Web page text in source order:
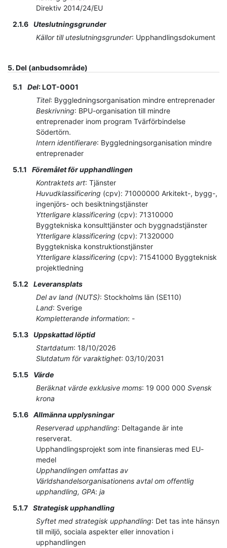
Direktiv 2014/24/EU
2.1.6 Uteslutningsgrunder
Källor till uteslutningsgrunder: Upphandlingsdokument
5. Del (anbudsområde)
5.1 Del:LOT-0001
Titel: Byggledningsorganisation mindre entreprenader
Beskrivning: BPU-organisation till mindre
entreprenader inom program Tvärförbindelse
Södertörn.
Intern identifierare: Byggledningsorganisation mindre
entreprenader
5.1.1
Föremålet för upphandlingen
Kontraktets art: Tjänster
Huvudklassificering (cpv): 71000000 Arkitekt-, bygg-,
ingenjörs- och besiktningstjänster
Ytterligare klassificering (cpv): 71310000
Byggtekniska konsulttjänster och byggnadstjänster
Ytterligare klassificering (cpv): 71320000
Byggtekniska konstruktionstjänster
Ytterligare klassificering (cpv): 71541000 Byggteknisk
projektledning
5.1.2
Leveransplats
Del av land (NUTS): Stockholms län (SE110)
Land: Sverige
Kompletterande information: -
5.1.3 Uppskattad löptid
Startdatum: 18/10/2026
Slutdatum för varaktighet: 03/10/2031
5.1.5
Värde
Beräknat värde exklusive moms: 19 000 000 Svensk
krona
5.1.6 Allmänna upplysningar
Reserverad upphandling: Deltagande är inte
reserverat.
Upphandlingsprojekt som inte finansieras med EU-
medel
Upphandlingen omfattas av
Världshandelsorganisationens avtal om offentlig
upphandling, GPA: ja
5.1.7 Strategisk upphandling
Syftet med strategisk upphandling: Det tas inte hänsyn
till miljö, sociala aspekter eller innovation i
upphandlingen